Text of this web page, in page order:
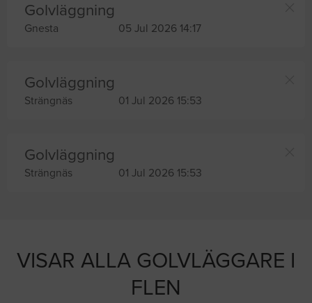
Golvläggning
Gnesta 05 Jul 2026 14:17
Golvläggning
Strängnäs 01 Jul 2026 15:53
Golvläggning
Strängnäs 01 Jul 2026 15:53
VISAR ALLA GOLVLÄGGARE I
FLEN